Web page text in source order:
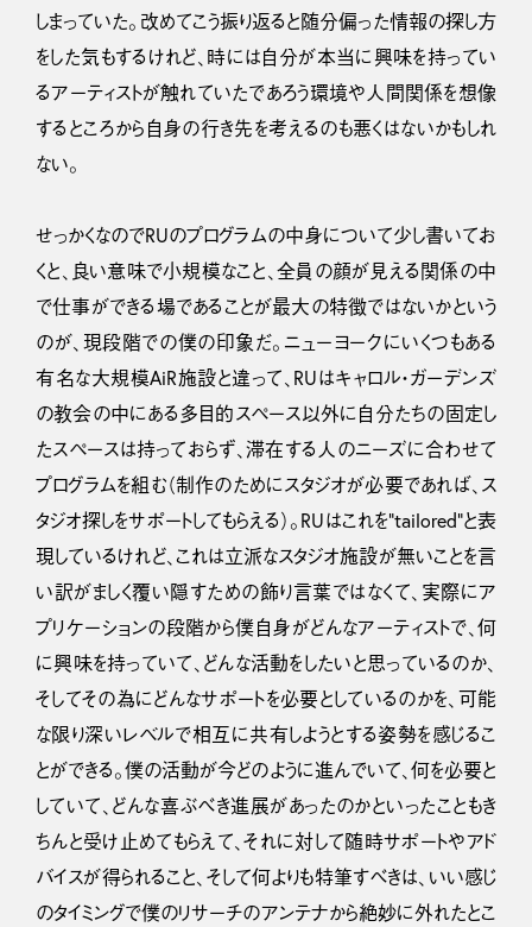
しまっていた。改めてこう振り返ると随分偏った情報の探し方
をした気もするけれど、時には自分が本当に興味を持ってい
るアーティストが触れていたであろう環境や人間関係を想像
するところから自身の行き先を考えるのも悪くはないかもしれ
ない。
せっかくなのでRUのプログラムの中身について少し書いてお
くと、良い意味で小規模なこと、全員の顔が見える関係の中
で仕事ができる場であることが最大の特徴ではないかという
のが、現段階での僕の印象だ。ニューヨークにいくつもある
有名な大規模AiR施設と違って、RUはキャロル・ガーデンズ
の教会の中にある多目的スペース以外に自分たちの固定し
たスペースは持っておらず、滞在する人のニーズに合わせて
プログラムを組む（制作のためにスタジオが必要であれば、ス
タジオ探しをサポートしてもらえる）。RUはこれを”tailored”と表
現しているけれど、これは立派なスタジオ施設が無いことを言
い訳がましく覆い隠すための飾り言葉ではなくて、実際にア
プリケーションの段階から僕自身がどんなアーティストで、何
に興味を持っていて、どんな活動をしたいと思っているのか、
そしてその為にどんなサポートを必要としているのかを、可能
な限り深いレベルで相互に共有しようとする姿勢を感じるこ
とができる。僕の活動が今どのように進んでいて、何を必要と
していて、どんな喜ぶべき進展があったのかといったこともき
ちんと受け止めてもらえて、それに対して随時サポートやアド
バイスが得られること、そして何よりも特筆すべきは、いい感じ
のタイミングで僕のリサーチのアンテナから絶妙に外れたとこ